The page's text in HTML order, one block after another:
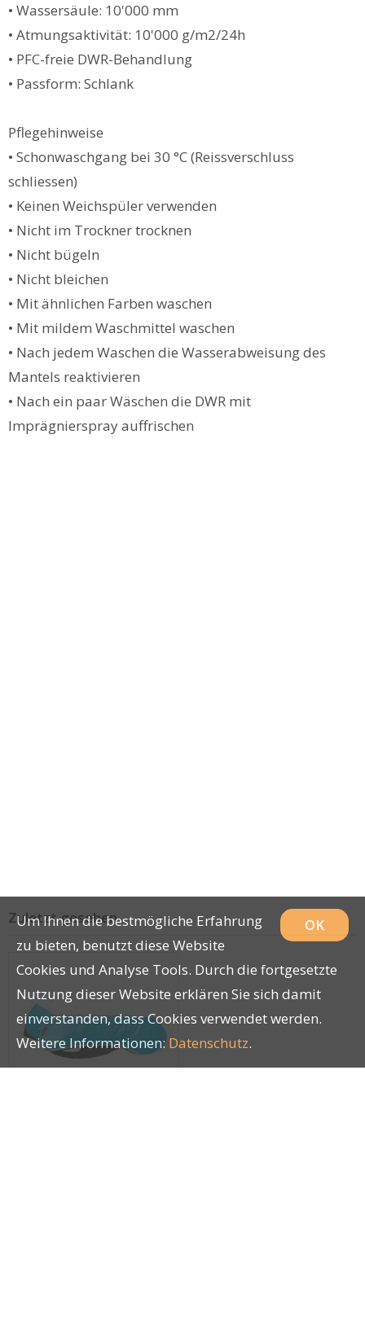
• Wassersäule: 10'000 mm
• Atmungsaktivität: 10'000 g/m2/24h
• PFC-freie DWR-Behandlung
• Passform: Schlank
Pflegehinweise
• Schonwaschgang bei 30 °C (Reissverschluss
schliessen)
• Keinen Weichspüler verwenden
• Nicht im Trockner trocknen
• Nicht bügeln
• Nicht bleichen
• Mit ähnlichen Farben waschen
• Mit mildem Waschmittel waschen
• Nach jedem Waschen die Wasserabweisung des
Mantels reaktivieren
• Nach ein paar Wäschen die DWR mit
Imprägnierspray auffrischen
Zuletzt gesehen OK
Um Ihnen die bestmögliche Erfahrung
zu bieten, benutzt diese Website
Cookies und Analyse Tools. Durch die fortgesetzte
Nutzung dieser Website erklären Sie sich damit
einverstanden, dass Cookies verwendet werden.
Weitere Informationen:Datenschutz.